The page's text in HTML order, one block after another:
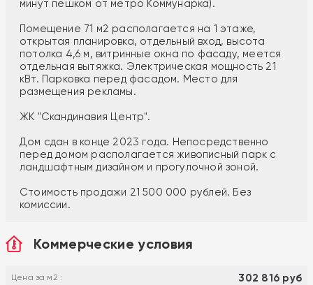
минут пешком от метро Коммунарка).
Помещение 71 м2 располагается на 1 этаже,
открытая планировка, отдельный вход, высота
потолка 4,6 м, витринные окна по фасаду, меется
отдельная вытяжка. Электрическая мощность 21
кВт. Парковка перед фасадом. Место для
размещения рекламы.
ЖК "Скандинавия Центр".
Дом сдан в конце 2023 года. Непосредственно
перед домом располагается живописный парк с
ландшафтным дизайном и прогулочной зоной.
Стоимость продажи 21 500 000 рублей. Без
комиссии.
Коммерческие условия
Цена за м2 : 302 816 руб